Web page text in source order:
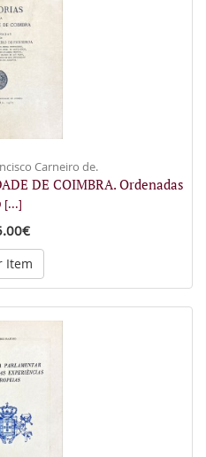
Carneiro de.
DE COIMBRA. Ordenadas
[...]
Item